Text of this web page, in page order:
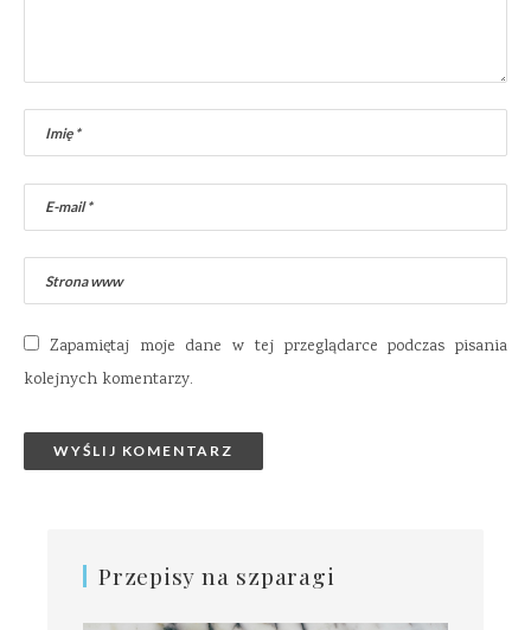
Zapamiętaj moje dane w tej przeglądarce podczas pisania
kolejnych komentarzy.
Przepisy na szparagi